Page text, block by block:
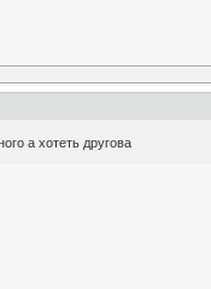
а хотеть другова